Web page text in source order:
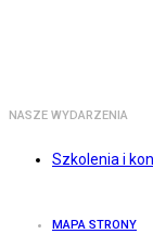
NASZE WYDARZENIA
Szkolenia i
MAPA STRONY